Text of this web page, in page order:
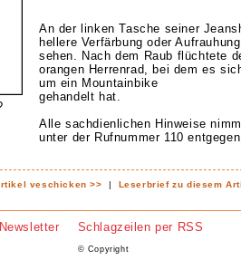
An der linken Tasche seiner
hellere Verfärbung oder
sehen. Nach dem Raub flüchtete
orangen Herrenrad, bei dem es
um ein Mountainbike
gehandelt hat.
Alle sachdienlichen Hinweise
unter der Rufnummer 110
veschicken >> | Leserbrief zu diesem
Newsletter Schlagzeilen per RSS
© Copyright